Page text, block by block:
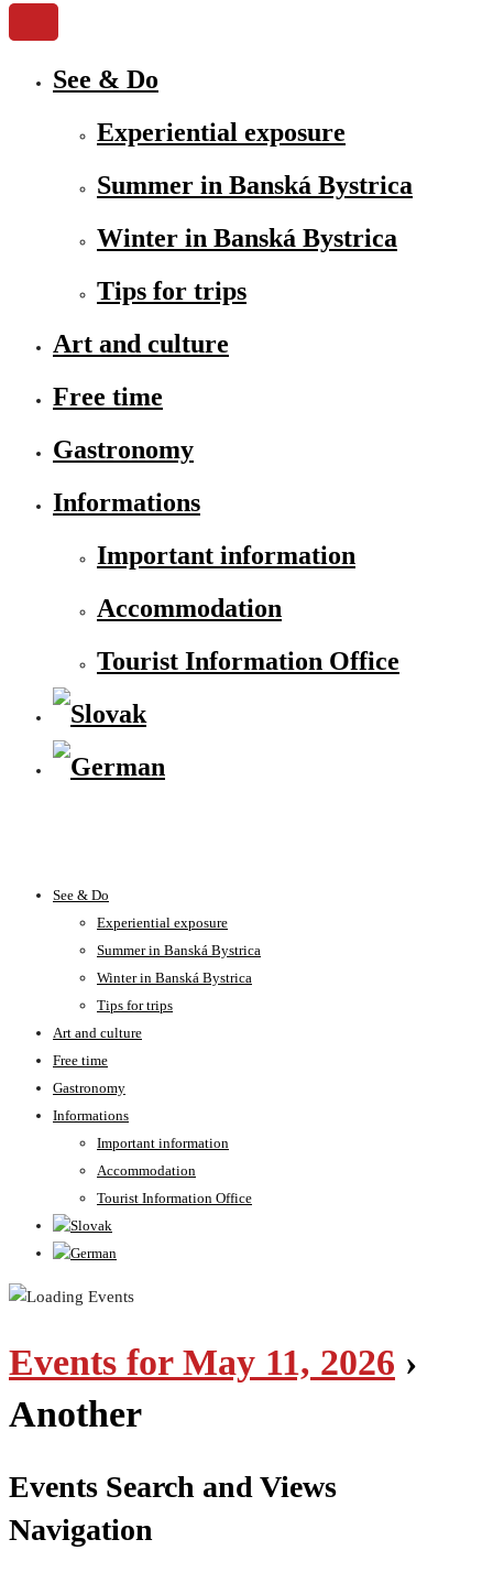
See & Do
Experiential exposure
Summer in Banská Bystrica
Winter in Banská Bystrica
Tips for trips
Art and culture
Free time
Gastronomy
Informations
Important information
Accommodation
Tourist Information Office
See & Do
Experiential exposure
Summer in Banská Bystrica
Winter in Banská Bystrica
Tips for trips
Art and culture
Free time
Gastronomy
Informations
Important information
Accommodation
Tourist Information Office
Events for May 11, 2026 ›
Another
Events Search and Views
Navigation